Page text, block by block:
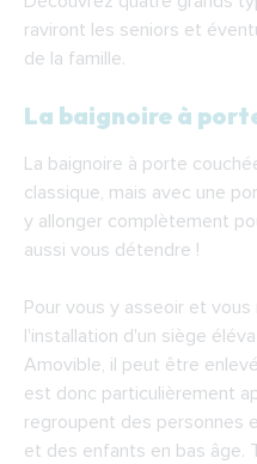
raviront les seniors et
de la famille.
La baignoire à
La baignoire à porte
classique, mais avec une
y allonger complètement
aussi vous détendre !
Pour vous y asseoir et
l'installation d'un siège
Amovible, il peut être
est donc particulièrement
regroupent des personnes
et des enfants en bas âge.